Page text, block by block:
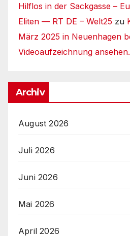
Hilflos in der Sackgasse –
Eliten — RT DE – Welt25 zu
März 2025 in Neuenhagen
Videoaufzeichnung
Archiv
August 2026
Juli 2026
Juni 2026
Mai 2026
April 2026